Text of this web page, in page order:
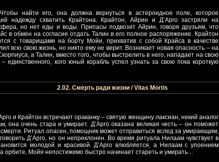
найти его, она должна вернуться в астероидное поле, которое
надежду схватить Крайтона. Крайтон, Айрин и Д’Арго застряли на
но нет еды и воды. Припасы подвозит Айрин, говоря друзьям, что
в обмен на согласие отдать Талин в его полное распоряжение. Крайтон
с товарищами на борту Мойи, прихватив с собой Крайса в качестве
всю свою жизнь, но никто ему не верит. Возникает новая опасность – на
а Талин, вместо того, чтобы выстрелить в него, нападает на свою
единственного, кого юный корабль успел узнать за свою пока короткую
2.02. Смерть ради жизни / Vitas Mortis
и Крайтон встречают ораканку – святую женщину лаксиан, некий аналог
она очень стара и умирает. Д’Арго оказана великая честь – он поможет
смерти. Ритуал опасен, помощник может отправиться вслед за умирающим,
Д’Арго, но он непреклонен. Во время ритуала Нилаам чувствует в
молодой и красивой. Д’Арго влюбляется, а Нилаам с упоением
орбите, Мойя непостижимо быстро начинает стареть и умирать…